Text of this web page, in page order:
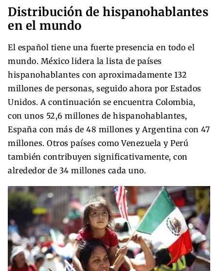
Distribución de hispanohablantes
en el mundo
El español tiene una fuerte presencia en todo el
mundo. México lidera la lista de países
hispanohablantes con aproximadamente 132
millones de personas, seguido ahora por Estados
Unidos. A continuación se encuentra Colombia,
con unos 52,6 millones de hispanohablantes,
España con más de 48 millones y Argentina con 47
millones. Otros países como Venezuela y Perú
también contribuyen significativamente, con
alrededor de 34 millones cada uno.